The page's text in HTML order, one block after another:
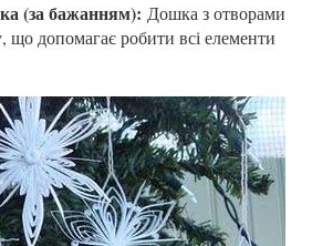
(за бажанням): Дошка з отворами
що допомагає робити всі елементи